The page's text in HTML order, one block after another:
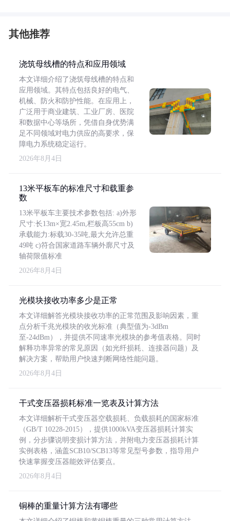
其他推荐
浇筑母线槽的特点和应用领域
本文详细介绍了浇筑母线槽的特点和
应用领域。其特点包括良好的电气、
机械、防火和防护性能。在应用上，
广泛用于商业建筑、工业厂房、医院
和数据中心等场所，凭借自身优势满
足不同领域对电力供应的高要求，保
障电力系统稳定运行。
2026年8月4日
13米平板车的标准尺寸和载重参
数
13米平板车主要技术参数包括: a)外形
尺寸:长13m×宽2.45m,栏板高55cm b)
承载能力:标载30-35吨,最大允许总重
49吨 c)符合国家道路车辆外廓尺寸及
轴荷限值标准
2026年8月4日
光模块接收功率多少是正常
本文详细解答光模块接收功率的正常范围及影响因素，重
点分析千兆光模块的收光标准（典型值为-3dBm
至-24dBm），并提供不同速率光模块的参考值表格。同时
解释功率异常的常见原因（如光纤损耗、连接器问题）及
解决方案，帮助用户快速判断网络性能问题。
2026年8月4日
干式变压器损耗标准一览表及计算方法
本文详细解析干式变压器空载损耗、负载损耗的国家标准
（GB/T 10228-2015），提供1000kVA变压器损耗计算实
例，分步骤说明变损计算方法，并附电力变压器损耗计算
实例表格，涵盖SCB10/SCB13等常见型号参数，指导用户
快速掌握变压器能效评估要点。
2026年8月4日
铜棒的重量计算方法有哪些